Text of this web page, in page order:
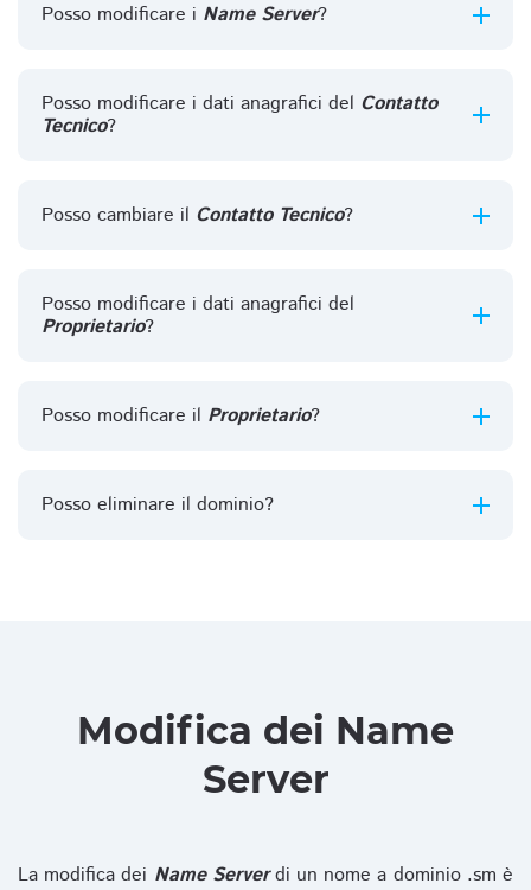
Posso modificare i Name Server?
Posso modificare i dati anagrafici del Contatto
Tecnico?
Posso cambiare il Contatto Tecnico?
Posso modificare i dati anagrafici del
Proprietario?
Posso modificare il Proprietario?
Posso eliminare il dominio?
Modifica dei Name
Server
La modifica dei Name Serverdi un nome a dominio .sm è